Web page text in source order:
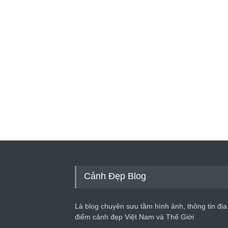
Cảnh Đẹp Blog
Là blog chuyên sưu tầm hình ảnh, thông tin địa
điểm cảnh đẹp Việt Nam và Thế Giới